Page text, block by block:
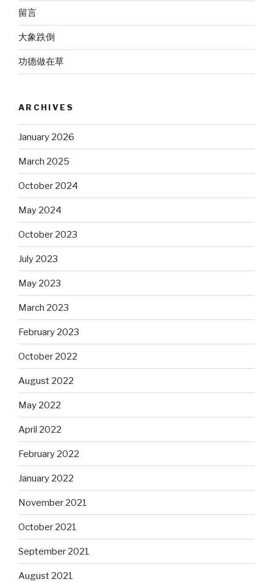
留言
大象跌倒
功德做在草
ARCHIVES
January 2026
March 2025
October 2024
May 2024
October 2023
July 2023
May 2023
March 2023
February 2023
October 2022
August 2022
May 2022
April 2022
February 2022
January 2022
November 2021
October 2021
September 2021
August 2021